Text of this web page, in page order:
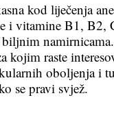
kod liječenja
i vitamine B1, B2,
kojim raste
oboljenja i
se pravi svjež.